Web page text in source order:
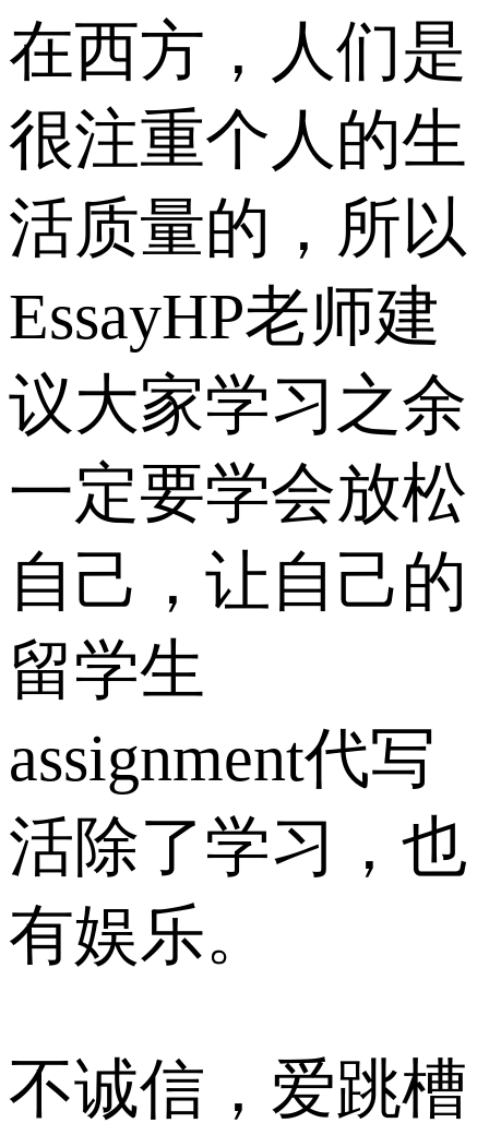
在西方，人们是
很注重个人的生
活质量的，所以
EssayHP老师建
议大家学习之余
一定要学会放松
自己，让自己的
留学生
assignment代写
活除了学习，也
有娱乐。
不诚信，爱跳槽